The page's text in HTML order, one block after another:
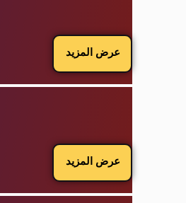
عرض المزيد
عرض المزيد